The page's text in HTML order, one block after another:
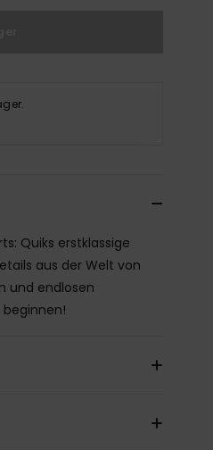
Quiks erstklassige
aus der Welt von
und endlosen
beginnen!